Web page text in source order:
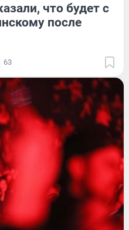
что будет с
после
63